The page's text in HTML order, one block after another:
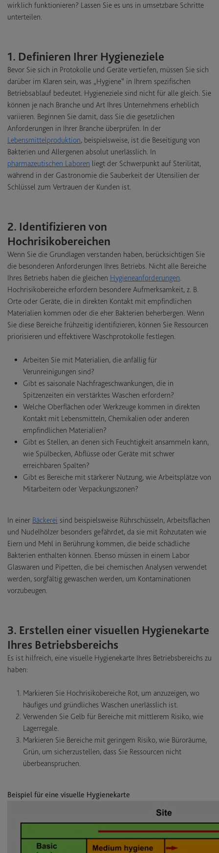
wirklich funktionieren? Lassen Sie es uns in umsetzbare Schritte
unterteilen.
1. Definieren Ihrer Hygieneziele
Bevor Sie sich in Protokolle und Geräte vertiefen, müssen Sie sich
darüber im Klaren sein, was „Hygiene“ in Ihrem spezifischen
Betriebsablauf bedeutet. Hygieneziele sind nicht für alle gleich. Sie
können je nach Branche und Art Ihres Unternehmens erheblich
variieren. Beginnen Sie damit, dass Sie die gesetzlichen
Anforderungen in Ihrer Branche überprüfen. In der
Lebensmittelproduktion, beispielsweise, ist die Beseitigung von
Bakterien und Allergenen absolut unerlässlich. In
pharmazeutischen Laboren liegt der Schwerpunkt auf Sterilität,
während in der Gastronomie die Sauberkeit der Utensilien der
Schlüssel zum Vertrauen der Kunden ist.
2. Identifizieren von
Hochrisikobereichen
Wenn Sie die Grundlagen verstanden haben, berücksichtigen Sie
die besonderen Anforderungen Ihres Betriebs. Nicht alle Bereiche
Ihres Betriebs haben die gleichen Hygieneanforderungen.
Hochrisikobereiche erfordern besondere Aufmerksamkeit, z. B.
Orte oder Geräte, die in direkten Kontakt mit empfindlichen
Materialien kommen oder die eher Bakterien beherbergen. Wenn
Sie diese Bereiche frühzeitig identifizieren, können Sie Ressourcen
priorisieren und effektivere Waschprotokolle festlegen.
Arbeiten Sie mit Materialien, die anfällig für
Verunreinigungen sind?
Gibt es saisonale Nachfrageschwankungen, die in
Spitzenzeiten ein verstärktes Waschen erfordern?
Welche Oberflächen oder Werkzeuge kommen in direkten
Kontakt mit Lebensmitteln, Chemikalien oder anderen
empfindlichen Materialien?
Gibt es Stellen, an denen sich Feuchtigkeit ansammeln kann,
wie Spülbecken, Abflüsse oder Geräte mit schwer
erreichbaren Spalten?
Gibt es Bereiche mit stärkerer Nutzung, wie Arbeitsplätze von
Mitarbeitern oder Verpackungszonen?
In einer Bäckerei sind beispielsweise Rührschüsseln, Arbeitsflächen
und Nudelhölzer besonders gefährdet, da sie mit Rohzutaten wie
Eiern und Mehl in Berührung kommen, die beide schädliche
Bakterien enthalten können. Ebenso müssen in einem Labor
Glaswaren und Pipetten, die bei chemischen Analysen verwendet
werden, sorgfältig gewaschen werden, um Kontaminationen
vorzubeugen.
3. Erstellen einer visuellen Hygienekarte
Ihres Betriebsbereichs
Es ist hilfreich, eine visuelle Hygienekarte Ihres Betriebsbereichs zu
haben:
Markieren Sie Hochrisikobereiche Rot, um anzuzeigen, wo
häufiges und gründliches Waschen unerlässlich ist.
Verwenden Sie Gelb für Bereiche mit mittlerem Risiko, wie
Lagerregale.
Markieren Sie Bereiche mit geringem Risiko, wie Büroräume,
Grün, um sicherzustellen, dass Sie Ressourcen nicht
überbeanspruchen.
Beispiel für eine visuelle Hygienekarte